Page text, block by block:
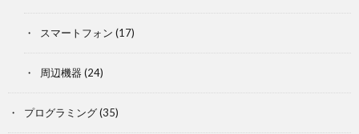
スマートフォン (17)
周辺機器 (24)
プログラミング(35)